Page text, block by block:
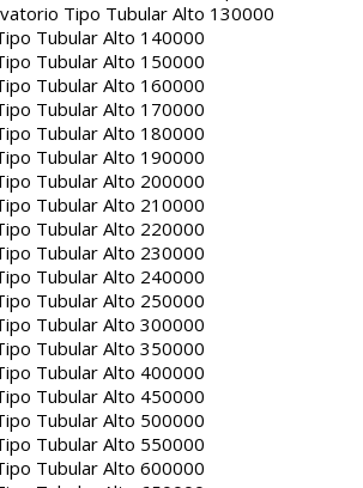
Tipo Tubular Alto 130000
Tubular Alto 140000
Tubular Alto 150000
Tubular Alto 160000
Tubular Alto 170000
Tubular Alto 180000
Tubular Alto 190000
Tubular Alto 200000
Tubular Alto 210000
Tubular Alto 220000
Tubular Alto 230000
Tubular Alto 240000
Tubular Alto 250000
Tubular Alto 300000
Tubular Alto 350000
Tubular Alto 400000
Tubular Alto 450000
Tubular Alto 500000
Tubular Alto 550000
Tubular Alto 600000